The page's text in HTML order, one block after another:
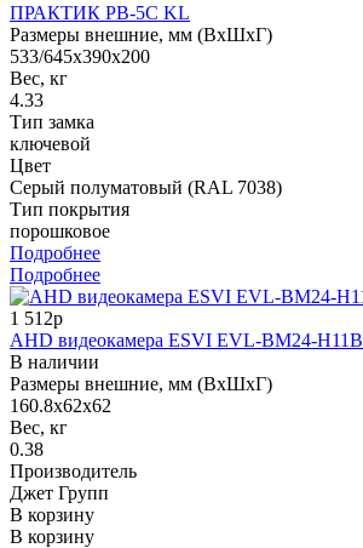
ПРАКТИК PB-5C KL
Размеры внешние, мм (ВхШхГ)
533/645x390x200
Вес, кг
4.33
Тип замка
ключевой
Цвет
Серый полуматовый (RAL 7038)
Тип покрытия
порошковое
Подробнее
Подробнее
1 512р
AHD видеокамера ESVI EVL-BM24-H11B
В наличии
Размеры внешние, мм (ВхШхГ)
160.8х62х62
Вес, кг
0.38
Производитель
Джет Групп
В корзину
В корзину